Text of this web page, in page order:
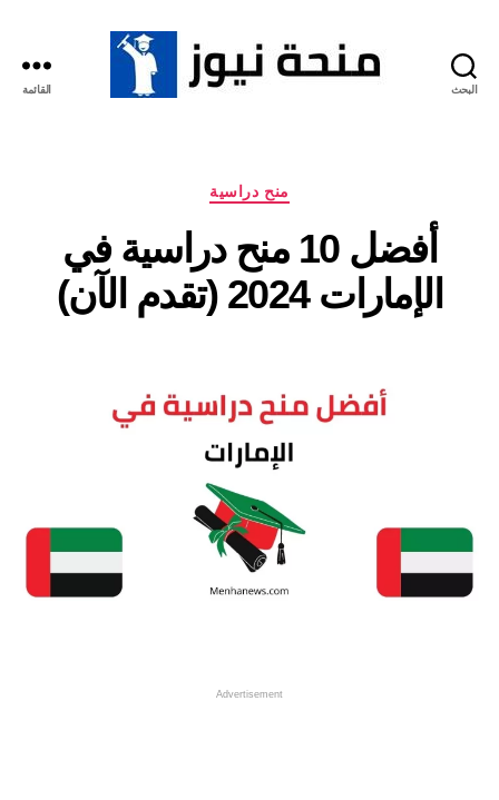
البحث القائمة
التصنيفات
منح دراسية
أفضل 10 منح دراسية في
الإمارات 2024 (تقدم الآن)
Advertisement